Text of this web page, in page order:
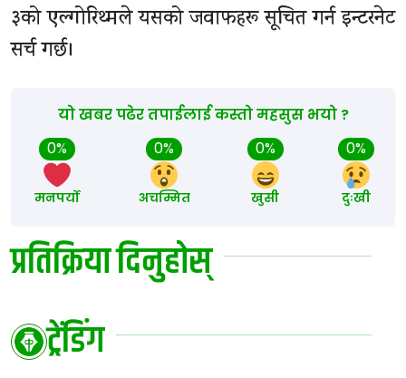
३को एल्गोरिथ्मले यसको जवाफहरू सूचित गर्न इन्टरनेट
सर्च गर्छ।
यो खबर पढेर तपाईलाई कस्तो महसुस भयो ?
0%
मनपर्यो
0%
अचम्मित
0%
खुसी
0%
दुःखी
प्रतिक्रिया दिनुहोस्
ट्रेंडिंग